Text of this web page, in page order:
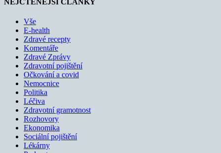
NEJČTENĚJŠÍ ČLÁNKY
Vše
E-health
Zdravé recepty
Komentáře
Zdravé Zprávy
Zdravotní pojištění
Očkování a covid
Nemocnice
Politika
Léčiva
Zdravotní gramotnost
Rozhovory
Ekonomika
Sociální pojištění
Lékárny